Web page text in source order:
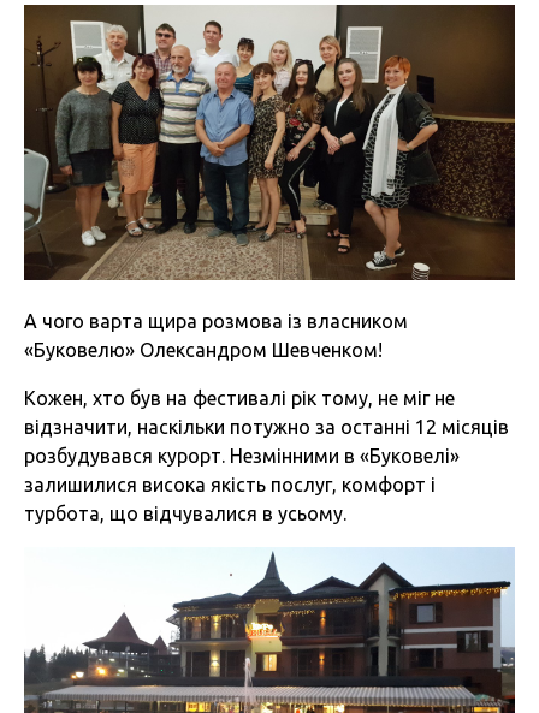
А чого варта щира розмова із власником
«Буковелю» Олександром Шевченком!
Кожен, хто був на фестивалі рік тому, не міг не
відзначити, наскільки потужно за останні 12 місяців
розбудувався курорт. Незмінними в «Буковелі»
залишилися висока якість послуг, комфорт і
турбота, що відчувалися в усьому.